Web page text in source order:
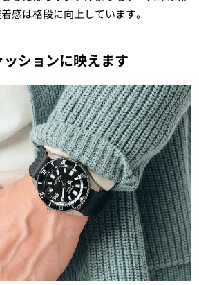
感は格段に向上しています。
ションに映えます